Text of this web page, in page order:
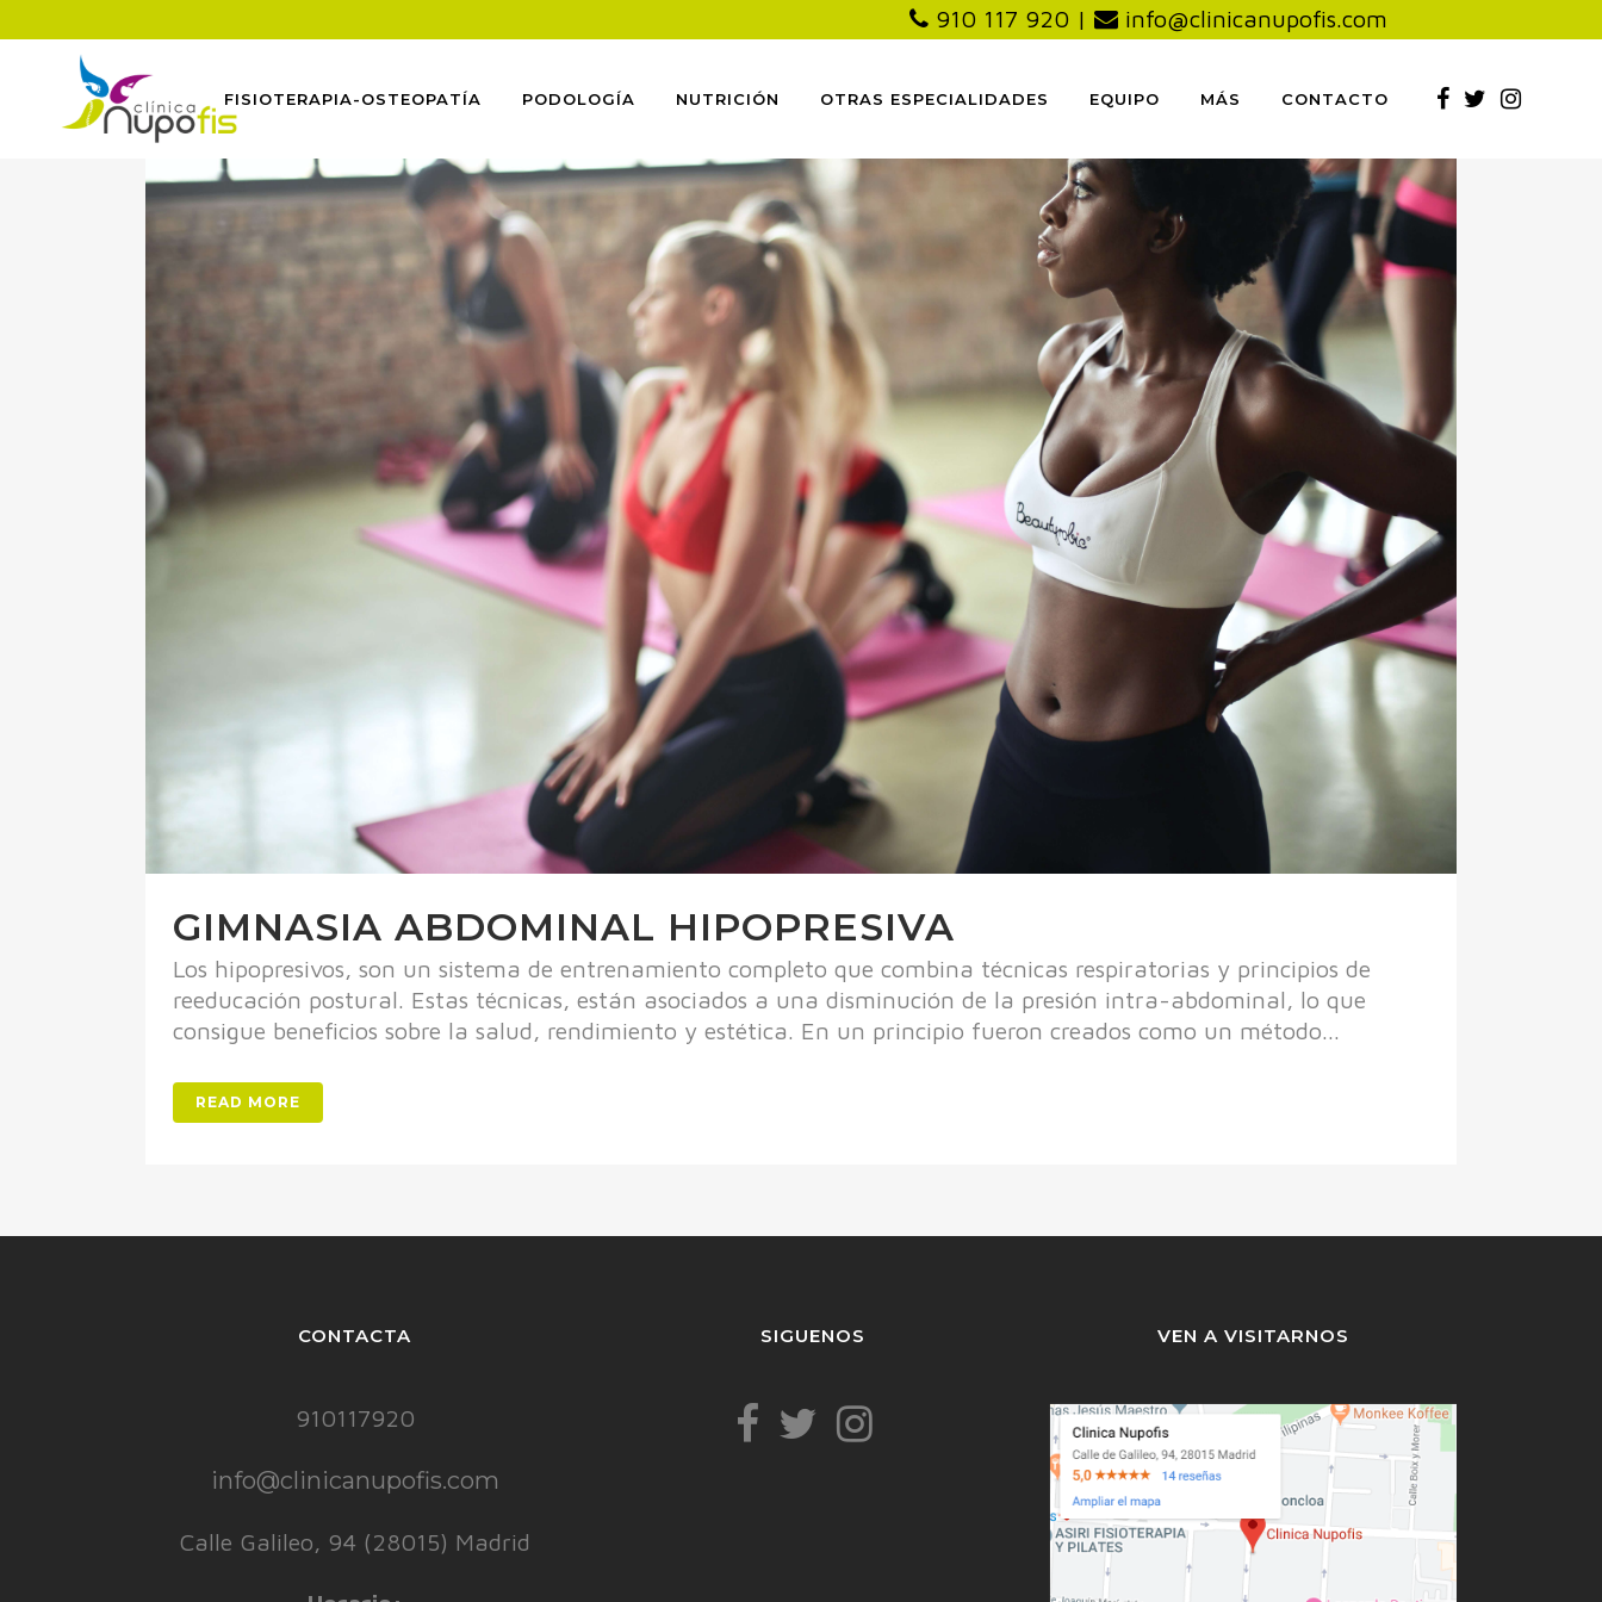
910 117 920 | info@clinicanupofis.com
FISIOTERAPIA-OSTEOPATÍA PODOLOGÍA NUTRICIÓN OTRAS ESPECIALIDADES EQUIPO MÁS CONTACTO
GIMNASIA ABDOMINAL HIPOPRESIVA
Los hipopresivos, son un sistema de entrenamiento completo que combina técnicas respiratorias y principios de
reeducación postural. Estas técnicas, están asociados a una disminución de la presión intra-abdominal, lo que
consigue beneficios sobre la salud, rendimiento y estética. En un principio fueron creados como un método...
READ MORE
CONTACTA
910117920
info@clinicanupofis.com
Calle Galileo, 94 (28015) Madrid
SIGUENOS VEN A VISITARNOS